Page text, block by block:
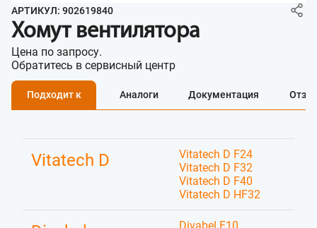
АРТИКУЛ: 902619840
Хомут вентилятора
Цена по запросу.
Обратитесь в сервисный центр
Подходит к Аналоги Документация
Vitatech D
Vitatech D F24
Vitatech D F32
Vitatech D F40
Vitatech D HF32